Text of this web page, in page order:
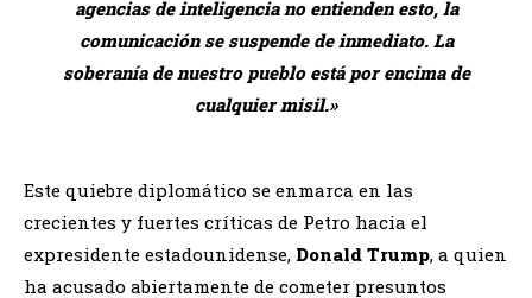
agencias de inteligencia no entienden esto, la
comunicación se suspende de inmediato. La
soberanía de nuestro pueblo está por encima de
cualquier misil.»
Este quiebre diplomático se enmarca en las
crecientes y fuertes críticas de Petro hacia el
expresidente estadounidense, Donald Trump, a quien
ha acusado abiertamente de cometer presuntos